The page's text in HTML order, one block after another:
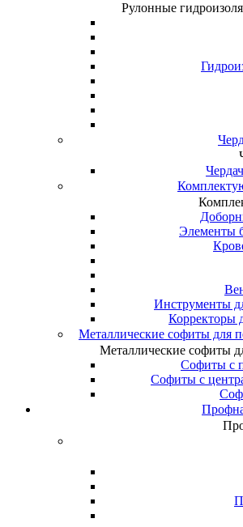
Рулонные
Элементы
Инструменты
Корректоры
Металлические софиты для
Металлические софиты
Софиты с
Софиты с